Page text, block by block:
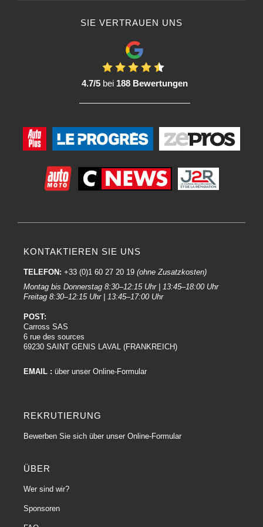
Engagement für Qualität, Innovation und Unterstützung der
Autokarosserieindustrie bekannt ist. Fachleute für Autoreparatur und
Basislackierung schätzen die Produkte von De Beer Refinish häufig wegen
Produkte bekannt. Die Entscheidung für Basislack von De Beer für Ihre
Autoreparaturarbeiten kann eine Reihe von Vorteilen bieten, obwohl die
variieren können. Hier sind einige allgemeine Merkmale und Vorteile, die mit
Basislack von De Beer verbunden sind:
Basislacke von De Beer sind dafür bekannt, dass sie ein hochwertiges Finish
Viele Produkte von De Beer sind so formuliert, dass sie sich leicht auftragen
lassen, sodass professionelle Karosserielackierer präzise und gleichmäßige
Komplettes Basislack-Sortiment für Profi-Karosseriebauer :
De Beer bietet in der Regel ein komplettes Produktsortiment an,
verwandten Produkten, und bietet so eine Komplettlösung für
Die Produkte von De Beer sind häufig so konzipiert, dass sie vielseitig
eignen, wodurch sie für verschiedene Anwendungen bei der Autoreparatur
Produkte zu konsultieren, da die genauen Eigenschaften je nach gewähltem
SIE VERTRAUEN UNS
4.7/5bei 188 Bewertungen
KONTAKTIEREN SIE UNS
TELEFON: +33 (0)1 60 27 20 19 (ohne Zusatzkosten)
Montag bis Donnerstag 8:30–12:15 Uhr | 13:45–18:00 Uhr
Freitag 8:30–12:15 Uhr | 13:45–17:00 Uhr
POST:
Carross SAS
6 rue des sources
69230 SAINT GENIS LAVAL (FRANKREICH)
EMAIL : über unser Online-Formular
REKRUTIERUNG
Bewerben Sie sich über unser Online-Formular
ÜBER
Wer sind wir?
Sponsoren